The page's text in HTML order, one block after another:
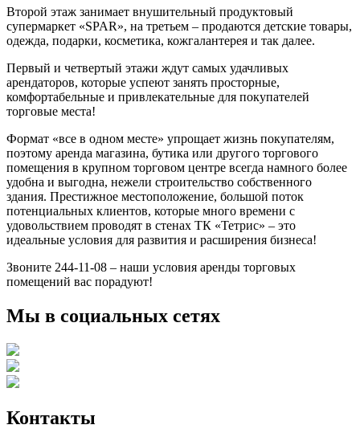
Второй этаж занимает внушительный продуктовый
супермаркет «SPAR», на третьем – продаются детские товары,
одежда, подарки, косметика, кожгалантерея и так далее.
Первый и четвертый этажи ждут самых удачливых
арендаторов, которые успеют занять просторные,
комфортабельные и привлекательные для покупателей
торговые места!
Формат «все в одном месте» упрощает жизнь покупателям,
поэтому аренда магазина, бутика или другого торгового
помещения в крупном торговом центре всегда намного более
удобна и выгодна, нежели строительство собственного
здания. Престижное местоположение, большой поток
потенциальных клиентов, которые много времени с
удовольствием проводят в стенах ТК «Тетрис» – это
идеальные условия для развития и расширения бизнеса!
Звоните 244-11-08 – наши условия аренды торговых
помещений вас порадуют!
Мы в социальных сетях
Контакты